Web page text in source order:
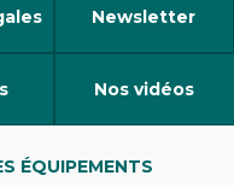
Newsletter
Nos vidéos
ÉQUIPEMENTS